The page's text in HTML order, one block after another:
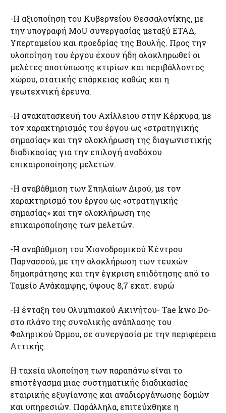
-Η αξιοποίηση του Κυβερνείου Θεσσαλονίκης, με
την υπογραφή MoU συνεργασίας μεταξύ ΕΤΑΔ,
Υπερταμείου και προεδρίας της Βουλής. Προς την
υλοποίηση του έργου έχουν ήδη ολοκληρωθεί οι
μελέτες αποτύπωσης κτιρίων και περιβάλλοντος
χώρου, στατικής επάρκειας καθώς και η
γεωτεχνική έρευνα.
-Η ανακατασκευή του Αχίλλειου στην Κέρκυρα, με
τον χαρακτηρισμός του έργου ως «στρατηγικής
σημασίας» και την ολοκλήρωση της διαγωνιστικής
διαδικασίας για την επιλογή αναδόχου
επικαιροποίησης μελετών.
-Η αναβάθμιση των Σπηλαίων Διρού, με τον
χαρακτηρισμό του έργου ως «στρατηγικής
σημασίας» και την ολοκλήρωση της
επικαιροποίησης των μελετών.
-Η αναβάθμιση του Χιονοδρομικού Κέντρου
Παρνασσού, με την ολοκλήρωση των τευχών
δημοπράτησης και την έγκριση επιδότησης από το
Ταμείο Ανάκαμψης, ύψους 8,7 εκατ. ευρώ
-Η ένταξη του Ολυμπιακού Ακινήτου- Tae kwo Do-
στο πλάνο της συνολικής ανάπλασης του
Φαληρικού Όρμου, σε συνεργασία με την περιφέρεια
Αττικής.
Η ταχεία υλοποίηση των παραπάνω είναι το
επιστέγασμα μιας συστηματικής διαδικασίας
εταιρικής εξυγίανσης και αναδιοργάνωσης δομών
και υπηρεσιών. Παράλληλα, επιτεύχθηκε η